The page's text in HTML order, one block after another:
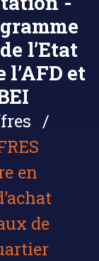
l’Etat
l’AFD et
en
de